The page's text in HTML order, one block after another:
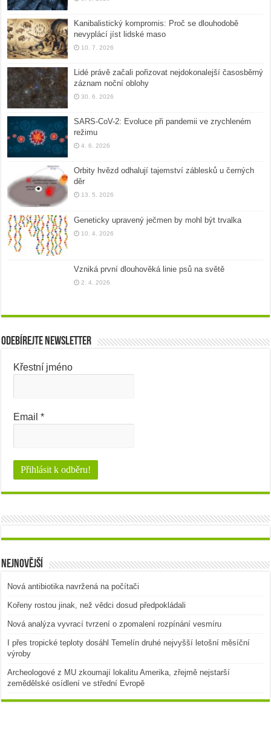
Kanibalistický kompromis: Proč se dlouhodobě
nevyplácí jíst lidské maso
10. 7. 2026
Lidé právě začali pořizovat nejdokonalejší časosběrný
záznam noční oblohy
30. 6. 2026
SARS-CoV-2: Evoluce při pandemii ve zrychleném
režimu
4. 6. 2026
Orbity hvězd odhalují tajemství záblesků u černých
děr
13. 5. 2026
Geneticky upravený ječmen by mohl být trvalka
10. 4. 2026
Vzniká první dlouhověká linie psů na světě
2. 4. 2026
Odebírejte newsletter
Křestní jméno
Email*
Nejnovější
Nová antibiotika navržená na počítači
Kořeny rostou jinak, než vědci dosud předpokládali
Nová analýza vyvrací tvrzení o zpomalení rozpínání vesmíru
I přes tropické teploty dosáhl Temelín druhé nejvyšší letošní měsíční
výroby
Archeologové z MU zkoumají lokalitu Amerika, zřejmě nejstarší
zemědělské osídlení ve střední Evropě